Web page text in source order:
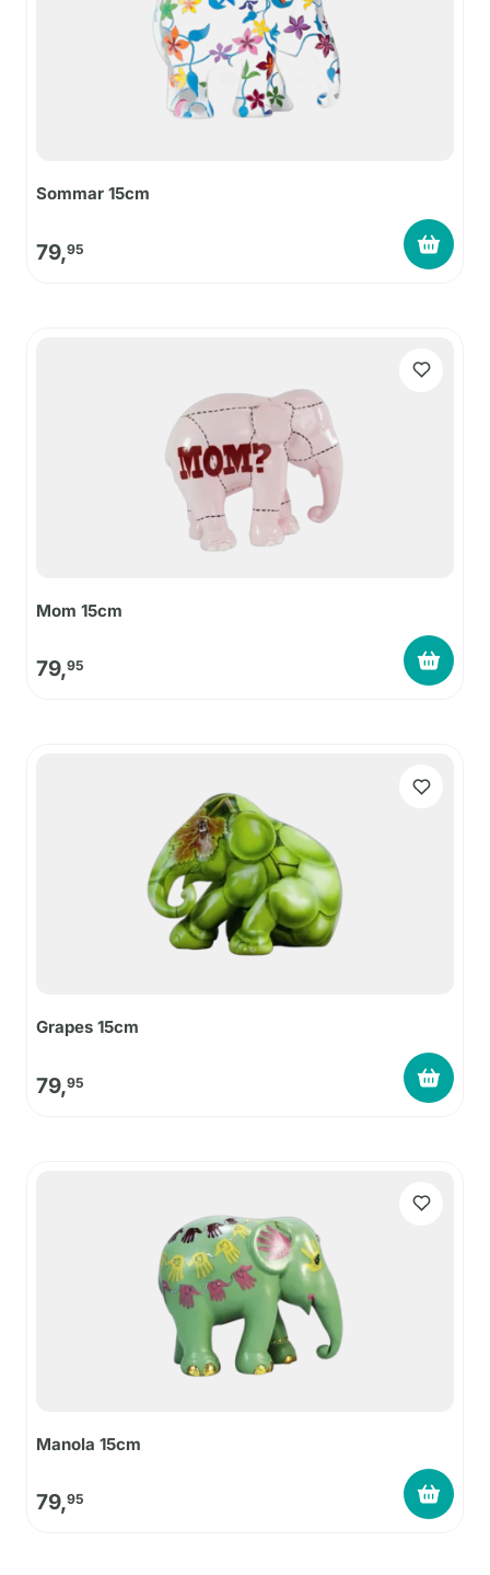
Sommar 15cm
79,95
Mom 15cm
79,95
Grapes 15cm
79,95
Manola 15cm
79,95